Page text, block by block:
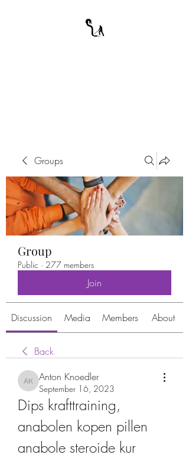
Groups
Group
Public · 277 members
Join
Discussion Media Members About
Back
Anton Knoedler
Anton Knoedler
September 16, 2023
Dips krafttraining,
anabolen kopen pillen
anabole steroide kur